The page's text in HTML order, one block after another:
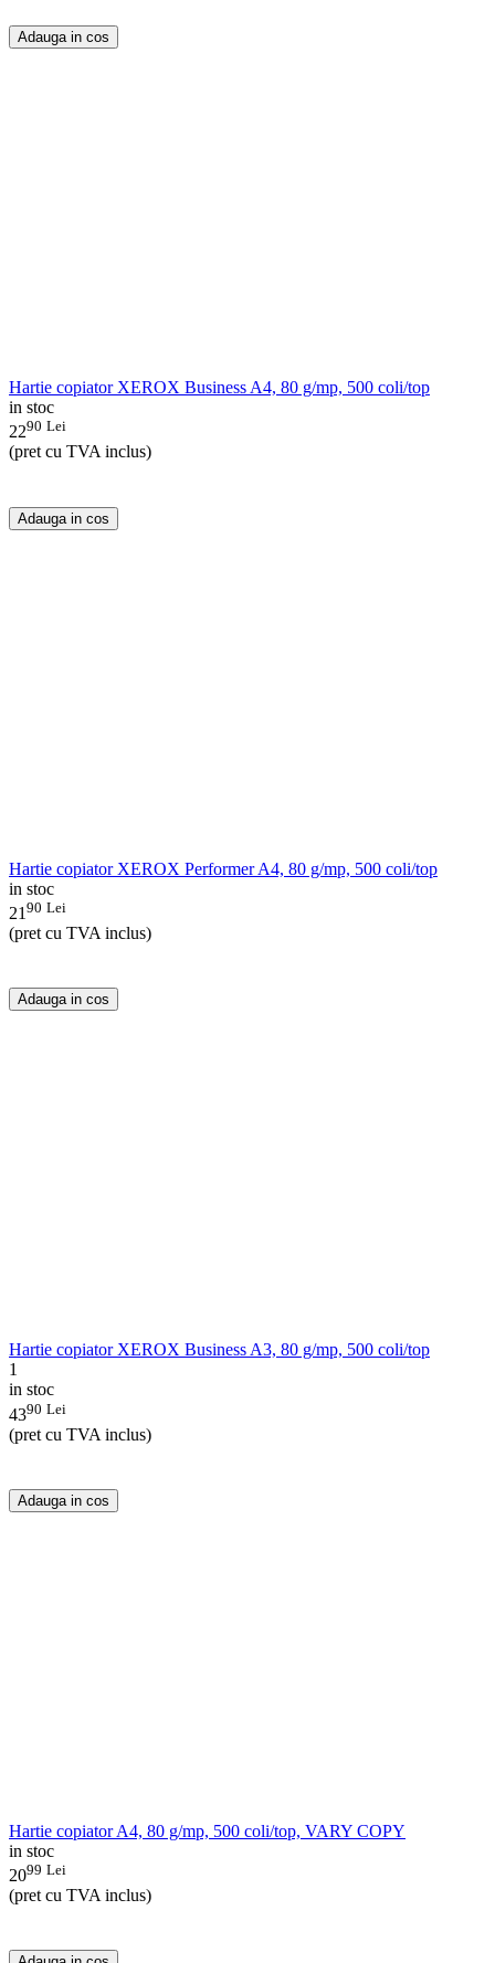
Adauga in cos
Hartie copiator XEROX Business A4, 80 g/mp, 500 coli/top
in stoc
2290 Lei
(pret cu TVA inclus)
Adauga in cos
Hartie copiator XEROX Performer A4, 80 g/mp, 500 coli/top
in stoc
21 90 Lei
(pret cu TVA inclus)
Adauga in cos
Hartie copiator XEROX Business A3, 80 g/mp, 500 coli/top
1
in stoc
4390 Lei
(pret cu TVA inclus)
Adauga in cos
Hartie copiator A4, 80 g/mp, 500 coli/top, VARY COPY
in stoc
2099 Lei
(pret cu TVA inclus)